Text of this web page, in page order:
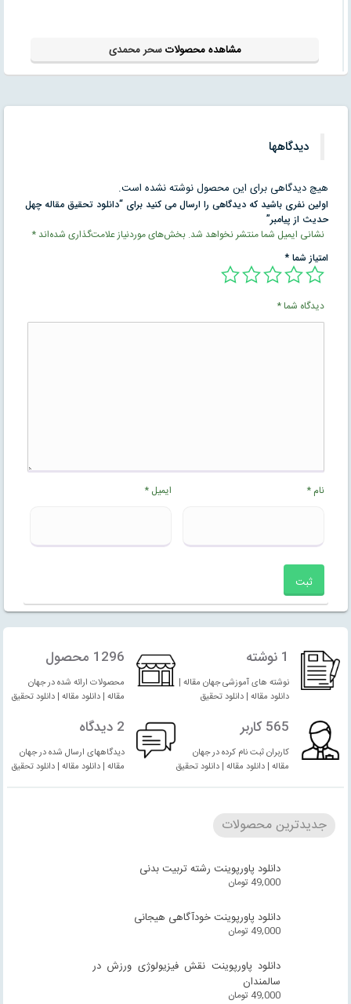
مشاهده محصولاتسحر محمدی
دیدگاهها
هیچ دیدگاهی برای این محصول نوشته نشده است.
اولین نفری باشید که دیدگاهی را ارسال می کنید برای “دانلود تحقیق مقاله چهل
حدیث از پیامبر”
نشانی ایمیل شما منتشر نخواهد شد. بخش‌های موردنیاز علامت‌گذاری شده‌اند*
امتیاز شما*
دیدگاه شما*
نام* ایمیل*
1 نوشته
نوشته های آموزشی جهان مقاله |
دانلود مقاله | دانلود تحقیق
1296 محصول
محصولات ارائه شده در جهان
مقاله | دانلود مقاله | دانلود تحقیق
565 کاربر
کاربران ثبت نام کرده در جهان
مقاله | دانلود مقاله | دانلود تحقیق
2 دیدگاه
دیدگاههای ارسال شده در جهان
مقاله | دانلود مقاله | دانلود تحقیق
جدیدترین محصولات
دانلود پاورپوینت رشته تربیت بدنی
49,000 تومان
دانلود پاورپوینت خودآگاهی هیجانی
49,000 تومان
دانلود پاورپوینت نقش فیزیولوژی ورزش در
سالمندان
49,000 تومان